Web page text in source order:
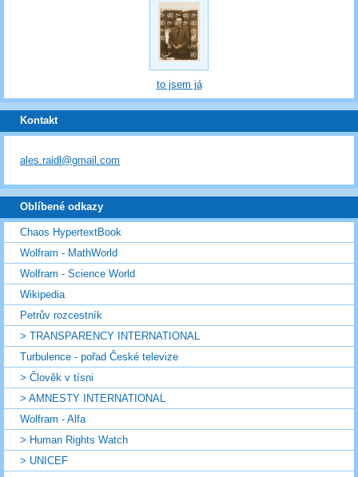
to jsem já
Kontakt
ales.raidl@gmail.com
Oblíbené odkazy
Chaos HypertextBook
Wolfram - MathWorld
Wolfram - Science World
Wikipedia
Petrův rozcestník
> TRANSPARENCY INTERNATIONAL
Turbulence - pořad České televize
> Člověk v tísni
> AMNESTY INTERNATIONAL
Wolfram - Alfa
> Human Rights Watch
> UNICEF